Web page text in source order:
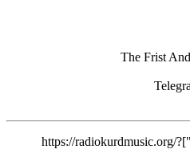
The Frist
[QR size="100x100" link="yes"]https://radiokurdmusic.org/?